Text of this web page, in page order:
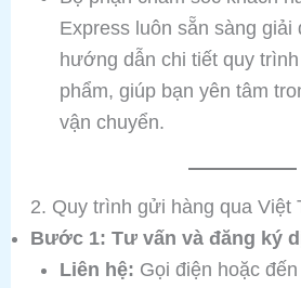
Express luôn sẵn sàng giải
hướng dẫn chi tiết quy
phẩm, giúp bạn yên tâm
vận chuyển.
2. Quy trình gửi hàng qua Việt
Bước 1: Tư vấn và đăng ký
Liên hệ: Gọi điện hoặc